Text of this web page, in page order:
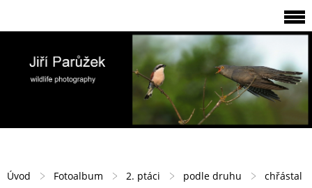
Úvod Fotoalbum 2. ptáci podle druhu
chřástal